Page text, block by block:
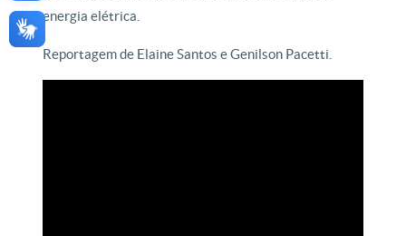
energia elétrica.
Reportagem de Elaine Santos e Genilson Pacetti.